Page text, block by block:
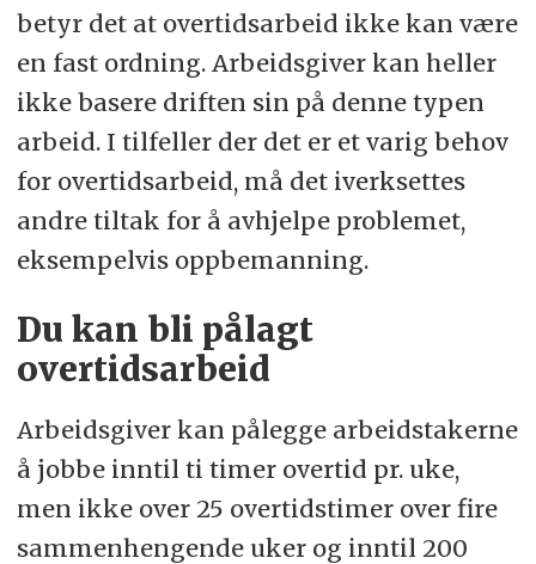
betyr det at overtidsarbeid ikke kan være
en fast ordning. Arbeidsgiver kan heller
ikke basere driften sin på denne typen
arbeid. I tilfeller der det er et varig behov
for overtidsarbeid, må det iverksettes
andre tiltak for å avhjelpe problemet,
eksempelvis oppbemanning.
Du kan bli pålagt
overtidsarbeid
Arbeidsgiver kan pålegge arbeidstakerne
å jobbe inntil ti timer overtid pr. uke,
men ikke over 25 overtidstimer over fire
sammenhengende uker og inntil 200